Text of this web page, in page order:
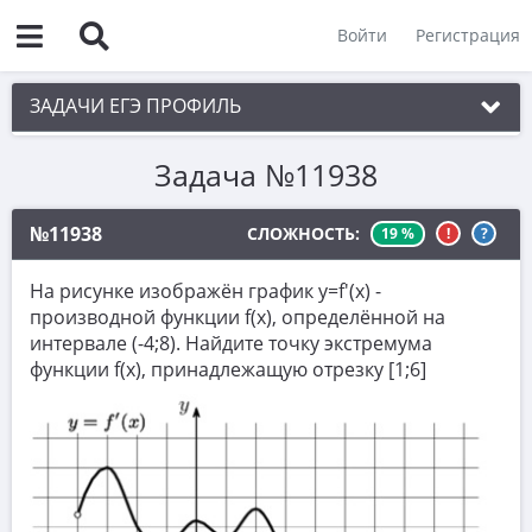
Войти Регистрация
ЗАДАЧИ ЕГЭ ПРОФИЛЬ
1. Планиметрия
2. Векторы
3. Стереометрия
4. Классическое определение вероятности
5. Теория вероятностей
6. Уравнения
7. Нахождение значений выражений
8. Производная
9. Задачи прикладного содержания
Задача №11938
№11938 СЛОЖНОСТЬ: 19 % ! ?
На рисунке изображён график y=f'(x) -
производной функции f(x), определённой на
интервале (-4;8). Найдите точку экстремума
функции f(x), принадлежащую отрезку [1;6]